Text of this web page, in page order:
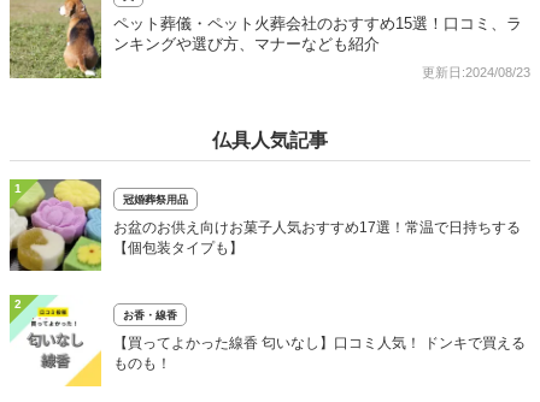
ペット葬儀・ペット火葬会社のおすすめ15選！口コミ、ラ
ンキングや選び方、マナーなども紹介
更新日:2024/08/23
仏具人気記事
1
冠婚葬祭用品
お盆のお供え向けお菓子人気おすすめ17選！常温で日持ちする
【個包装タイプも】
2
お香・線香
【買ってよかった線香 匂いなし】口コミ人気！ ドンキで買える
ものも！